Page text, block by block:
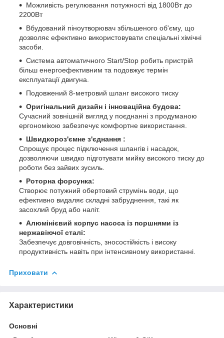
Можливість регулювання потужності від 1800Вт до
2200Вт
Вбудований піноутворювач збільшеного об'єму, що
дозволяє ефективно використовувати спеціальні хімічні
засоби.
Система автоматичного Start/Stop робить пристрій
більш енергоефективним та подовжує термін
експлуатації двигуна.
Подовжений 8-метровий шланг високого тиску
Оригінальний дизайн і інноваційна будова:
Сучасний зовнішній вигляд у поєднанні з продуманою
ергономікою забезпечує комфортне використання.
Швидкороз'ємне з'єднання :
Спрощує процес підключення шлангів і насадок,
дозволяючи швидко підготувати мийку високого тиску до
роботи без зайвих зусиль.
Роторна форсунка:
Створює потужний обертовий струмінь води, що
ефективно видаляє складні забруднення, такі як
засохлий бруд або наліт.
Алюмінієвий корпус насоса із поршнями із
нержавіючої сталі:
Забезпечує довговічність, зносостійкість і високу
продуктивність навіть при інтенсивному використанні.
Приховати
Характеристики
Основні